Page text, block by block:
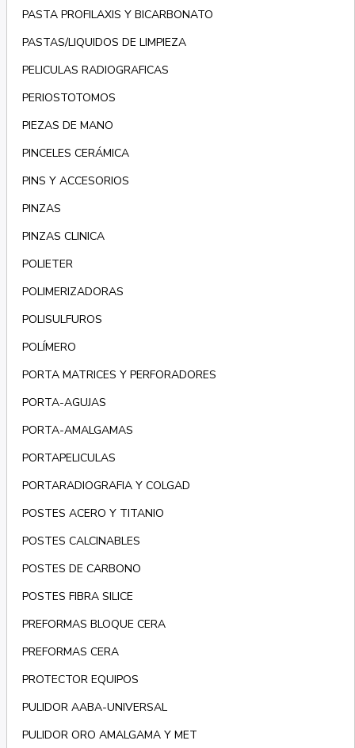
PASTA PROFILAXIS Y BICARBONATO
PASTAS/LIQUIDOS DE LIMPIEZA
PELICULAS RADIOGRAFICAS
PERIOSTOTOMOS
PIEZAS DE MANO
PINCELES CERÁMICA
PINS Y ACCESORIOS
PINZAS
PINZAS CLINICA
POLIETER
POLIMERIZADORAS
POLISULFUROS
POLÍMERO
PORTA MATRICES Y PERFORADORES
PORTA-AGUJAS
PORTA-AMALGAMAS
PORTAPELICULAS
PORTARADIOGRAFIA Y COLGAD
POSTES ACERO Y TITANIO
POSTES CALCINABLES
POSTES DE CARBONO
POSTES FIBRA SILICE
PREFORMAS BLOQUE CERA
PREFORMAS CERA
PROTECTOR EQUIPOS
PULIDOR AABA-UNIVERSAL
PULIDOR ORO AMALGAMA Y MET